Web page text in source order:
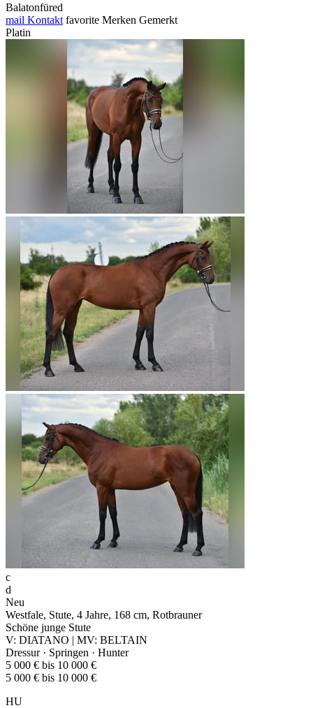
Balatonfüred
mail Kontakt favorite Merken Gemerkt
Platin
c
d
Neu
Westfale, Stute, 4 Jahre, 168 cm, Rotbrauner
Schöne junge Stute
V: DIATANO | MV: BELTAIN
Dressur · Springen · Hunter
5 000 € bis 10 000 €
5 000 € bis 10 000 €
HU